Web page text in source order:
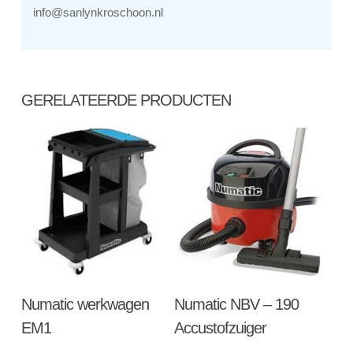
info@sanlynkroschoon.nl
GERELATEERDE PRODUCTEN
Winkelwagen
Numatic werkwagen
EM1
Winkelwagen
Numatic NBV – 190
Accustofzuiger